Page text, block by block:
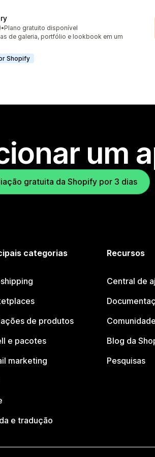
ao todo
•Plano gratuito disponível
de galeria, portfólio e lookbook em um
Shopify
um
gratuita da Shopify por 3 dias
categorias
de produtos
e pacotes
marketing
e tradução
Recursos
Central de
Blog da
Pesquisas